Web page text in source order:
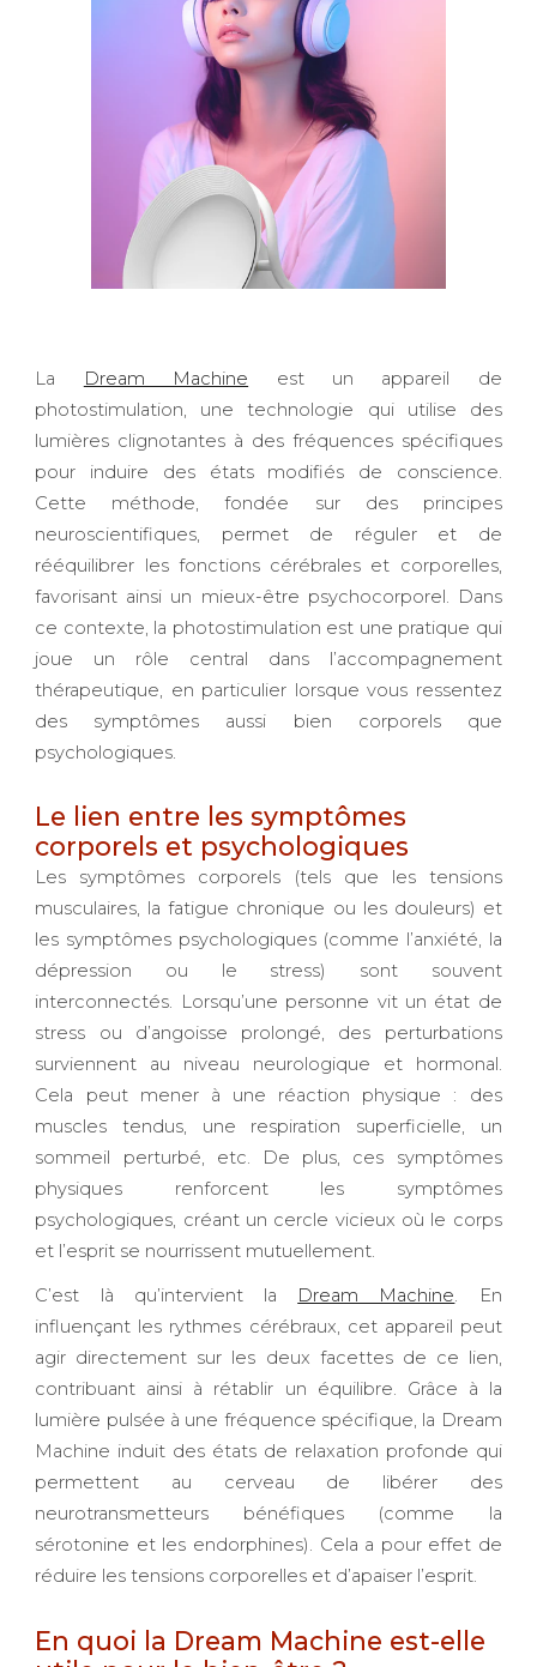
La Dream Machine est un appareil de
photostimulation, une technologie qui utilise des
lumières clignotantes à des fréquences spécifiques
pour induire des états modifiés de conscience.
Cette méthode, fondée sur des principes
neuroscientifiques, permet de réguler et de
rééquilibrer les fonctions cérébrales et corporelles,
favorisant ainsi un mieux-être psychocorporel. Dans
ce contexte, la photostimulation est une pratique qui
joue un rôle central dans l’accompagnement
thérapeutique, en particulier lorsque vous ressentez
des symptômes aussi bien corporels que
psychologiques.
Le lien entre les symptômes
corporels et psychologiques
Les symptômes corporels (tels que les tensions
musculaires, la fatigue chronique ou les douleurs) et
les symptômes psychologiques (comme l’anxiété, la
dépression ou le stress) sont souvent
interconnectés. Lorsqu’une personne vit un état de
stress ou d’angoisse prolongé, des perturbations
surviennent au niveau neurologique et hormonal.
Cela peut mener à une réaction physique : des
muscles tendus, une respiration superficielle, un
sommeil perturbé, etc. De plus, ces symptômes
physiques renforcent les symptômes
psychologiques, créant un cercle vicieux où le corps
et l’esprit se nourrissent mutuellement.
C’est là qu’intervient la Dream Machine. En
influençant les rythmes cérébraux, cet appareil peut
agir directement sur les deux facettes de ce lien,
contribuant ainsi à rétablir un équilibre. Grâce à la
lumière pulsée à une fréquence spécifique, la Dream
Machine induit des états de relaxation profonde qui
permettent au cerveau de libérer des
neurotransmetteurs bénéfiques (comme la
sérotonine et les endorphines). Cela a pour effet de
réduire les tensions corporelles et d’apaiser l’esprit.
En quoi la Dream Machine est-elle